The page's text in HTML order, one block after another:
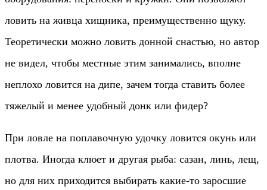
ловить на живца хищника, преимущественно щуку.
Теоретически можно ловить донной снастью, но автор
не видел, чтобы местные этим занимались, вполне
неплохо ловится на дипе, зачем тогда ставить более
тяжелый и менее удобный донк или фидер?
При ловле на поплавочную удочку ловится окунь или
плотва. Иногда клюет и другая рыба: сазан, линь, лещ,
но для них приходится выбирать какие-то заросшие